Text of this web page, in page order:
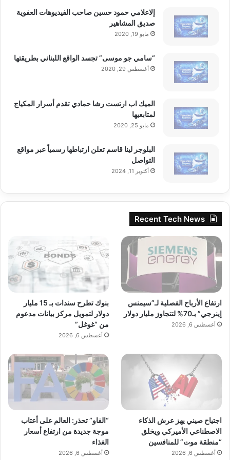
إلاعلامي حمود حسين صاحب الفيديوهات العفوية
صديق المشاهير
مايو 19, 2020
“سامي جو موسى” تجسد الواقع اللبناني بطريقتها
أغسطس 29, 2020
الميك اب ارتست رشا حمادي تقدم أسرار المكياج
لمتابعيها
مايو 25, 2020
البلوجر لينا قاسم تعلن ارتباطها رسمياً عبر مواقع
التواصل
أكتوبر 11, 2024
Recent Tech News
ارتفاع الأرباح الفصلية لـ”سيمنس
إينرجي” بـ70% لتتجاوز مليار دولار
أغسطس 6, 2026
بنوك تطرح سندات بـ 15 مليار
دولار لتمويل مركز بيانات مدعوم
من “غوغل”
أغسطس 6, 2026
اجتياح صيني يهز عرش الذكاء
الاصطناعي الأميركي ويخلق
“منطقة موت” للمنافسين
أغسطس 6, 2026
“الفاو” تحذر: العالم على أعتاب
موجة جديدة من ارتفاع أسعار
الغذاء
أغسطس 6, 2026